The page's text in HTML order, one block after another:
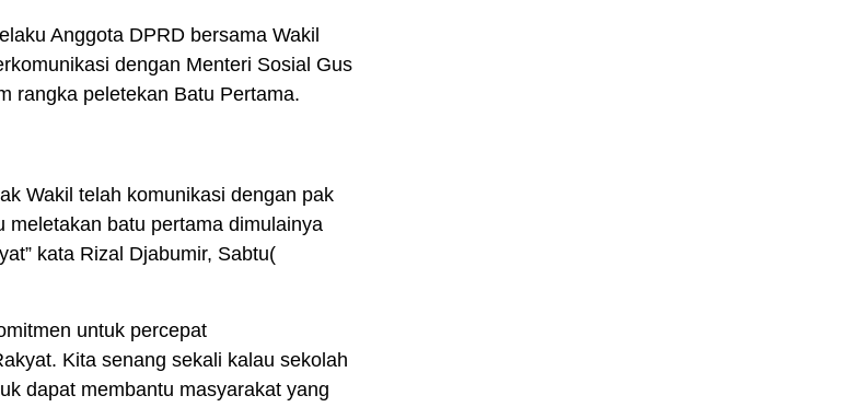
Anggota DPRD bersama Wakil
dengan Menteri Sosial Gus
rangka peletekan Batu Pertama.
Wakil telah komunikasi dengan pak
meletakan batu pertama dimulainya
kata Rizal Djabumir, Sabtu(
untuk percepat
Kita senang sekali kalau sekolah
dapat membantu masyarakat yang